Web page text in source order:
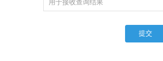
提交